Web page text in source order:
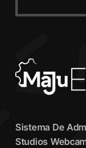
Sistema De
Studios